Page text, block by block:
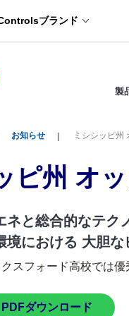
ブランド
製
お知らせ ミシシッピ州
ピ州 オ
と総合的なテクノ
における 大胆なビ
フォード高校では優秀
ウンロード